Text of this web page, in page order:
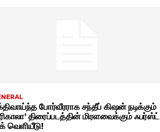
போர்வீரராக சந்தீப் கிஷன் நடிக்கும்
திரைப்படத்தின் மிரளவைக்கும் ஃபர்ஸ்ட்
வெளியீடு!